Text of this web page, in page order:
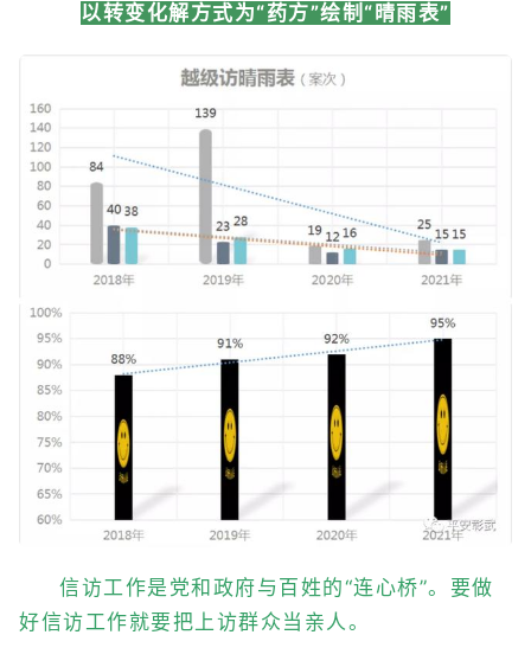
以转变化解方式为“药方”绘制“晴雨表”
信访工作是党和政府与百姓的“连心桥”。要做
好信访工作就要把上访群众当亲人。